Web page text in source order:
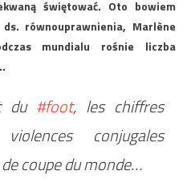
świętować. Oto bowiem
równouprawnienia, Marlène
mundialu rośnie liczba
du #foot, les chiffres
conjugales
coupe du monde…